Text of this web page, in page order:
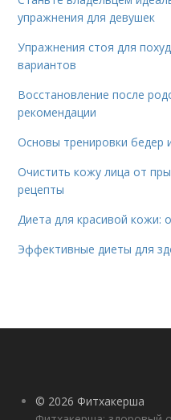
упражнения для девушек
Упражнения стоя для
вариантов
Восстановление после
рекомендации
Основы тренировки бедер
Очистить кожу лица от
рецепты
Диета для красивой кожи:
Эффективные диеты для
© 2026 Фитхакерша